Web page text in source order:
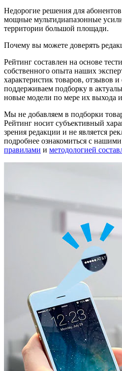
Недорогие решения для
мощные мультидиапазонные
территории большой площади.
Почему вы можете доверять
Рейтинг составлен на основе
собственного опыта наших
характеристик товаров, отзывов
поддерживаем подборку в
новые модели по мере их выхода
Мы не добавляем в подборки
Рейтинг носит субъективный
зрения редакции и не является
подробнее ознакомиться с нашими
правилами и методологией